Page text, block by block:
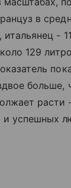
в
-
129
больше,
расти
и успешных